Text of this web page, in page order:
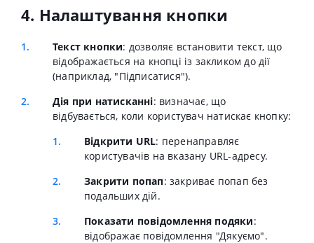
4. Налаштування кнопки
Текст кнопки: дозволяє встановити текст, що
відображається на кнопці із закликом до дії
(наприклад, "Підписатися").
Дія при натисканні: визначає, що
відбувається, коли користувач натискає кнопку:
Відкрити URL: перенаправляє
користувачів на вказану URL-адресу.
Закрити попап: закриває попап без
подальших дій.
Показати повідомлення подяки:
відображає повідомлення "Дякуємо".